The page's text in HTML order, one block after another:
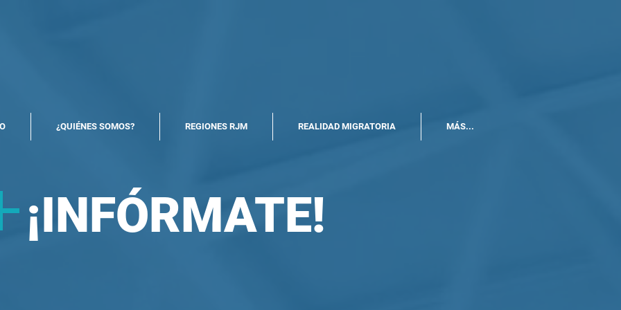
Infogram
¿QUIÉNES SOMOS? REGIONES RJM REALIDAD MIGRATORIA MÁS...
¡INFÓRMATE!